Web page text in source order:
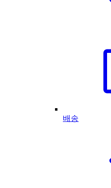
배송